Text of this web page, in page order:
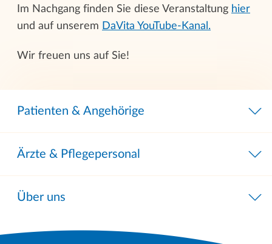
Im Nachgang finden Sie diese Veranstaltung hier
und auf unserem DaVita YouTube-Kanal.
Wir freuen uns auf Sie!
Patienten & Angehörige
Ärzte & Pflegepersonal
Über uns